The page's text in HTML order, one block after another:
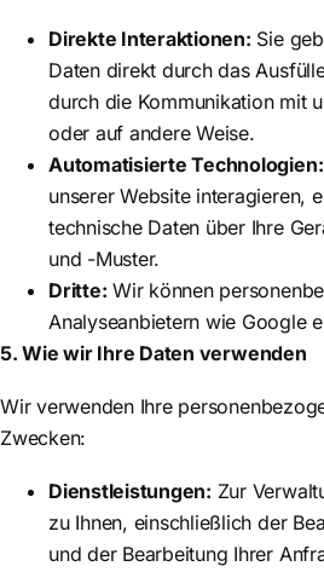
Direkte Interaktionen: Sie
Daten direkt durch das
durch die Kommunikation mit
oder auf andere Weise.
Automatisierte Technologien:
unserer Website interagieren,
technische Daten über Ihre
und -Muster.
Dritte: Wir können
Analyseanbietern wie Google
5. Wie wir Ihre Daten verwenden
Wir verwenden Ihre
Zwecken:
Dienstleistungen: Zur
zu Ihnen, einschließlich der
und der Bearbeitung Ihrer